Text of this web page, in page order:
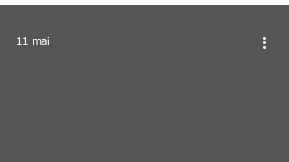
11 mai